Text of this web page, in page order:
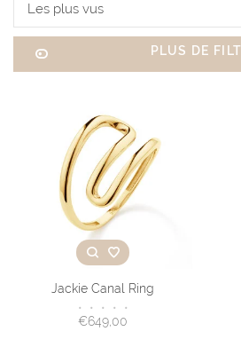
Les plus vus
PLUS DE
Jackie Canal Ring
• • • • •
€649,00